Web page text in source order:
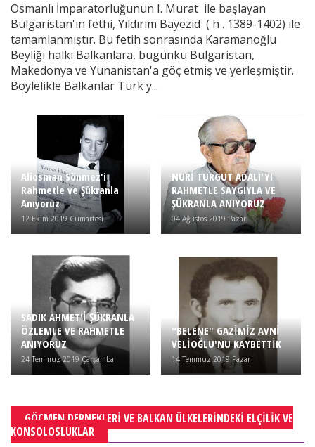
Osmanlı İmparatorluğunun I. Murat ile başlayan
Bulgaristan'ın fethi, Yıldırım Bayezid ( h . 1389-1402) ile
tamamlanmıştır. Bu fetih sonrasında Karamanoğlu
Beyliği halkı Balkanlara, bugünkü Bulgaristan,
Makedonya ve Yunanistan'a göç etmiş ve yerleşmiştir.
Böylelikle Balkanlar Türk y...
Aliosman Sönmez'i
Rahmetle ve Şükranla
Anıyoruz
12 Ekim 2019 Cumartesi
NURİ TURGUT ADALI'YI
RAHMETLE SAYGIYLA VE
ŞÜKRANLA ANIYORUZ
04 Ağustos 2019 Pazar
SADIK AHMET'İ ŞÜKRANLA
ÖZLEMLE VE RAHMETLE
ANIYORUZ
24 Temmuz 2019 Çarşamba
"BELENE" GAZİMİZ AVNİ
VELİOĞLU'NU KAYBETTİK
14 Temmuz 2019 Pazar
GÖÇMEN DERNEKLERI VE BALKAN ÜLKELERINDEKI ELÇILIK VE
KONSOLOSLUKLAR